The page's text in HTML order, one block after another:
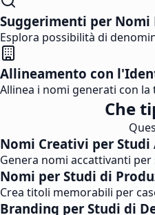
Suggerimenti per
Esplora possibilità di
Allineamento con
Allinea i nomi generati con
Che
Nomi Creativi per
Genera nomi accattivanti
Nomi per Studi di
Crea titoli memorabili per
Branding per Studi di